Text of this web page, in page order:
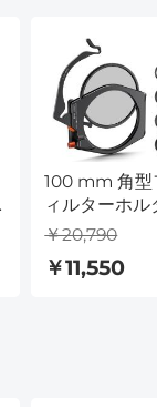
100 mm 角型
ィルターホル
ーシステムプ
CPLフィルタ
￥20,790
￥11,550